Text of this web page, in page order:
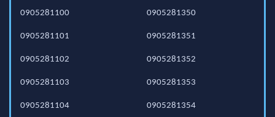
0905281100
0905281101
0905281102
0905281103
0905281104
0905281350
0905281351
0905281352
0905281353
0905281354